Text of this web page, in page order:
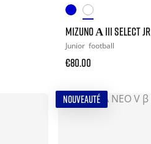
MIZUNO Α III SELECT JR
Junior football
€80.00
NOUVEAUTÉ